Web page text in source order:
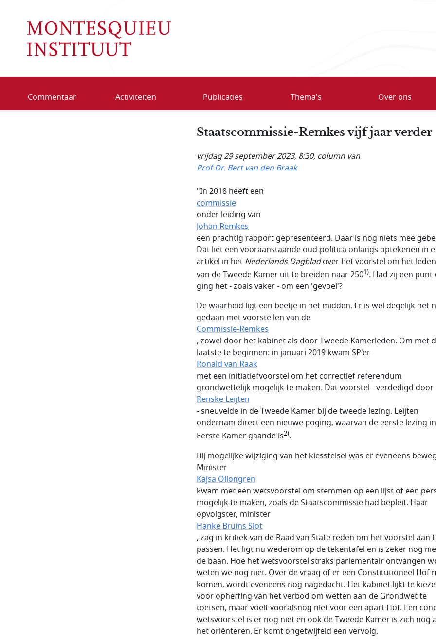
Commentaar Activiteiten Publicaties Thema's Over ons
Staatscommissie-Remkes vijf jaar verder
vrijdag 29 september 2023, 8:30, column van
Prof.Dr. Bert van den Braak
"In 2018 heeft een
commissie
onder leiding van
Johan Remkes
een prachtig rapport gepresenteerd. Daar is nog niets mee
Dat liet een vooraanstaande oud-politica onlangs optekenen in
artikel in het Nederlands Dagbladover het voorstel om het
van de Tweede Kamer uit te breiden naar 2501). Had zij een punt
ging het - zoals vaker - om een 'gevoel'?
De waarheid ligt een beetje in het midden. Er is wel degelijk het
gedaan met voorstellen van de
Commissie-Remkes
, zowel door het kabinet als door Tweede Kamerleden. Om met
laatste te beginnen: in januari 2019 kwam SP'er
Ronald van Raak
met een initiatiefvoorstel om het correctief referendum
grondwettelijk mogelijk te maken. Dat voorstel - verdedigd door
Renske Leijten
- sneuvelde in de Tweede Kamer bij de tweede lezing. Leijten
ondernam direct een nieuwe poging, waarvan de eerste lezing
Eerste Kamer gaande is2).
Bij mogelijke wijziging van het kiesstelsel was er eveneens
Minister
Kajsa Ollongren
kwam met een wetsvoorstel om stemmen op een lijst of een
mogelijk te maken, zoals de Staatscommissie had bepleit. Haar
opvolgster, minister
Hanke Bruins Slot
, zag in kritiek van de Raad van State reden om het voorstel aan
passen. Het ligt nu wederom op de tekentafel en is zeker nog
de baan. Hoe het wetsvoorstel straks parlementair ontvangen
weten we nog niet. Over de vraag of er een Constitutioneel Hof
komen, wordt eveneens nog nagedacht. Het kabinet lijkt te
voor opheffing van het verbod om wetten aan de Grondwet te
toetsen, maar voelt vooralsnog niet voor een apart Hof. Een
wetsvoorstel is er nog niet en ook de Tweede Kamer is zich nog
het oriënteren. Er komt ongetwijfeld een vervolg.